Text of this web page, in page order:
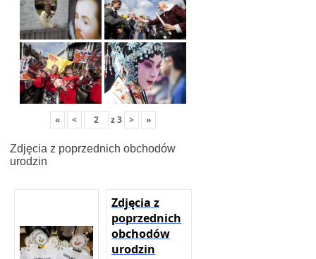
« < z3 > »
Zdjęcia z poprzednich obchodów
urodzin
Zdjęcia z
poprzednich
obchodów
urodzin